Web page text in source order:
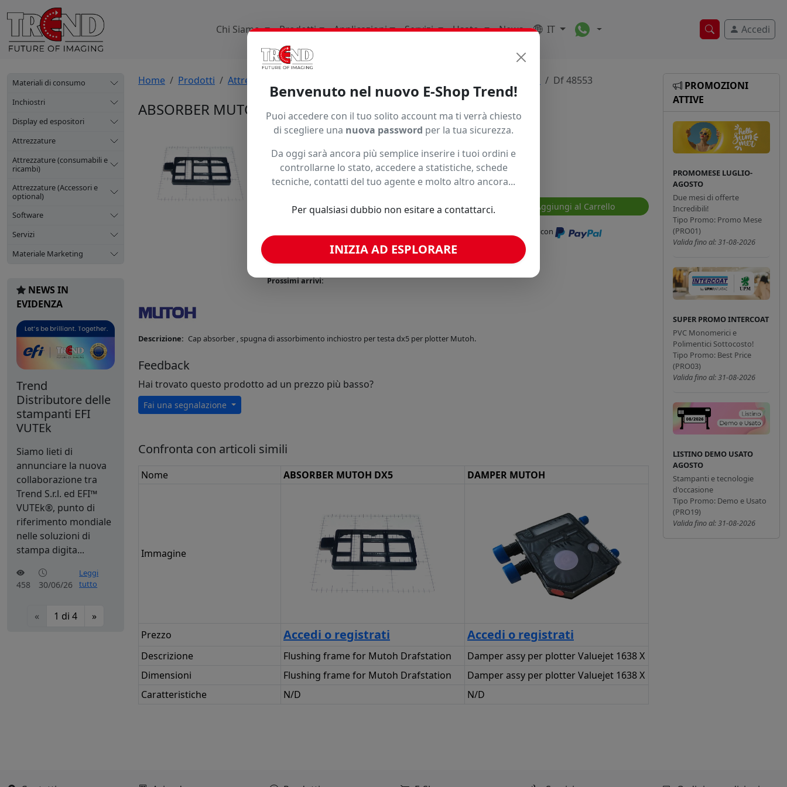
Ricerca veloce
Accedi
Chi Siamo Prodotti Applicazioni Servizi Usato News IT Toggle Dropdown
Materiali di consumo
Inchiostri
Display ed espositori
Attrezzature
Attrezzature (consumabili e
ricambi)
Attrezzature (Accessori e
optional)
Software
Servizi
Materiale Marketing
NEWS IN
EVIDENZA
Trend
Distributore delle
stampanti EFI
VUTEk
Siamo lieti di
annunciare la nuova
collaborazione tra
Trend S.r.l. ed EFI™
VUTEk®, punto di
riferimento mondiale
nelle soluzioni di
stampa digita...
458 30/06/26
Leggi
tutto
« 1 di 4 »
Home Prodotti Attrezzature Consumabili E Ricambi Df 48553
ABSORBER MUTOH DX5
Flushing frame for Mutoh Drafstation
Seleziona una variante per vedere
sconti riservati, disponibilità ed
Codice:DF-48553
Drafstation
n.d.
Disponibilità:
Prossimi arrivi:
Subtotale:—€
Prezzo bobina:
− + Aggiungi al Carrello
Paga in 3 rate senza interessi con
Descrizione: Cap absorber , spugna di assorbimento inchiostro per testa dx5 per plotter Mutoh.
Feedback
Hai trovato questo prodotto ad un prezzo più basso?
Fai una segnalazione
Confronta con articoli simili
Nome ABSORBER MUTOH DX5 DAMPER MUTOH
Immagine
Prezzo Accedi o registrati Accedi o registrati
Descrizione Flushing frame for Mutoh Drafstation
Damper assy per plotter Valuejet 1638 X
Dimensioni
Flushing frame for Mutoh Drafstation
Damper assy per plotter Valuejet 1638 X
Caratteristiche
N/D N/D
PROMOZIONI
ATTIVE
PROMOMESE LUGLIO-
AGOSTO
Due mesi di offerte
Incredibili!
Tipo Promo: Promo Mese
(PRO01)
Valida fino al: 31-08-2026
SUPER PROMO INTERCOAT
PVC Monomerici e
Polimentici Sottocosto!
Tipo Promo: Best Price
(PRO03)
Valida fino al: 31-08-2026
LISTINO DEMO USATO
AGOSTO
Stampanti e tecnologie
d'occasione
Tipo Promo: Demo e Usato
(PRO19)
Valida fino al: 31-08-2026
Benvenuto nel nuovo E-Shop Trend!
Puoi accedere con il tuo solito account ma ti verrà chiesto
di scegliere una nuova password per la tua sicurezza.
Da oggi sarà ancora più semplice inserire i tuoi ordini e
controllarne lo stato, accedere a statistiche, schede
tecniche, contatti del tuo agente e molto altro ancora...
Per qualsiasi dubbio non esitare a contattarci.
INIZIA AD ESPLORARE